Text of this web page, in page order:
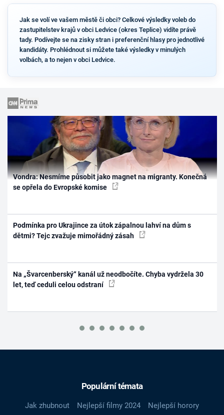
Jak se volí ve vašem městě či obci? Celkové výsledky voleb do
zastupitelstev krajů v obci Ledvice (okres Teplice) vidíte právě
tady. Podívejte se na zisky stran i preferenční hlasy pro jednotlivé
kandidáty. Prohlédnout si můžete také výsledky v minulých
volbách, a to nejen v obci Ledvice.
Vondra: Nesmíme působit jako magnet na migranty. Konečná
se opřela do Evropské komise
Podmínka pro Ukrajince za útok zápalnou lahví na dům s
dětmi? Tejc zvažuje mimořádný zásah
Na „Švarcenberský“ kanál už neodbočíte. Chyba vydržela 30
let, teď ceduli celou odstraní
Populární témata
Jak zhubnout Nejlepší filmy 2024
Nejlepší horory